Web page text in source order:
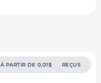
À PARTIR DE 0,01$ REÇUS